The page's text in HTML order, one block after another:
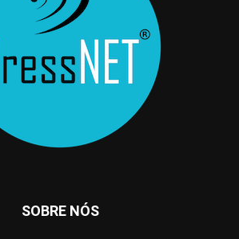
SOBRE NÓS